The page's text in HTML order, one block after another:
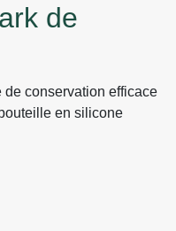
de conservation efficace
en silicone